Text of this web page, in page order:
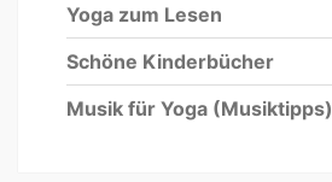
Yoga zum Lesen
Schöne Kinderbücher
Musik für Yoga (Musiktipps)